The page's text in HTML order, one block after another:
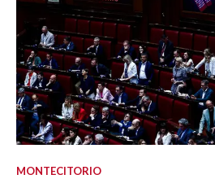
MONTECITORIO